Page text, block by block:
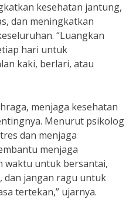
kesehatan jantung,
dan meningkatkan
“Luangkan
hari untuk
kaki, berlari, atau
menjaga kesehatan
Menurut psikolog
dan menjaga
menjaga
waktu untuk bersantai,
dan jangan ragu untuk
tertekan,” ujarnya.